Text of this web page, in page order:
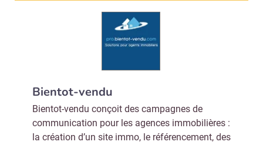
Bientot-vendu
Bientot-vendu conçoit des campagnes de
communication pour les agences immobilières :
la création d’un site immo, le référencement, des